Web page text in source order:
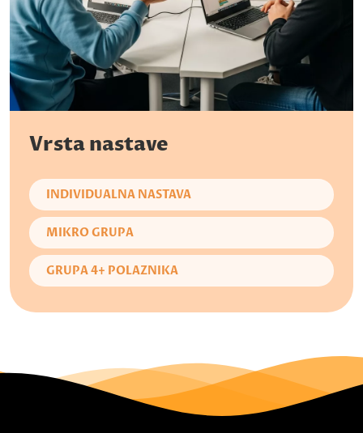
Vrsta nastave
INDIVIDUALNA NASTAVA
MIKRO GRUPA
GRUPA 4+ POLAZNIKA